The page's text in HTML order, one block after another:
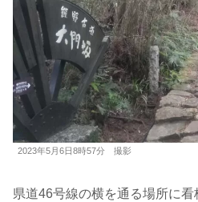
2023年5月6日8時57分 撮影
県道46号線の横を通る場所に看